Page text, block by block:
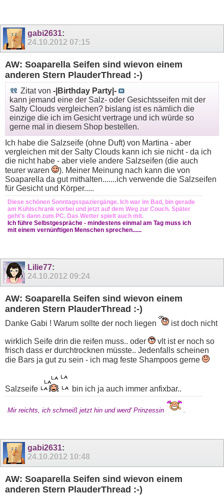
gabi2631:
24.10.2012 07:15
AW: Soaparella Seifen sind wievon einem
anderen Stern PlauderThread :-)
Zitat von -|Birthday Party|-
kann jemand eine der Salz- oder Gesichtsseifen mit der
Salty Clouds vergleichen? bislang ist es nämlich die
einzige die ich im Gesicht vertrage und ich würde so
gerne mal in diesem Shop bestellen.
Ich habe die Salzseife (ohne Duft) von Martina - aber
vergleichen mit der Salty Clouds kann ich sie nicht - da ich
die nicht habe - aber viele andere Salzseifen (die auch
teurer waren
). Meiner Meinung nach kann die von
Soaparella da gut mithalten.......ich verwende die Salzseifen
für Gesicht und Körper.....
Diese schönen Sonntagsspaziergänge. Ich war im Bad, bin gerade
am Kühlschrank vorbei und jetzt auf dem Weg zur Couch. Später
geht's dann zum PC. Das Wetter spielt auch mit.
Ich führe Selbstgespräche - mindestens einmal am Tag muss ich
mit einem vernünftigen Menschen sprechen......
Lilie77:
24.10.2012 09:24
AW: Soaparella Seifen sind wievon einem
anderen Stern PlauderThread :-)
Danke Gabi ! Warum sollte der noch liegen ist doch nicht
wirklich Seife drin die reifen muss.. oder
vlt ist er noch so
frisch dass er durchtrocknen müsste.. Jedenfalls scheinen
die Bars ja gut zu sein - ich mag feste Shampoos gerne
Salzseife bin ich ja auch immer anfixbar..
Mir reichts, ich schmeiß jetzt hin und werd' Prinzessin .
gabi2631:
24.10.2012 10:48
AW: Soaparella Seifen sind wievon einem
anderen Stern PlauderThread :-)